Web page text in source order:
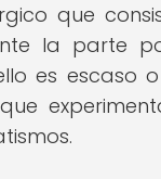
que
la parte
es escaso